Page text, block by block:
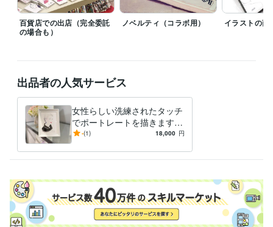
百貨店での出店（完全委託
の場合も）
ノベルティ（コラボ用） イラストの商
出品者の人気サービス
女性らしい洗練されたタッチ
でポートレートを描きます
ハイブランドから依頼多数の
アップを
-(1) 18,000 円